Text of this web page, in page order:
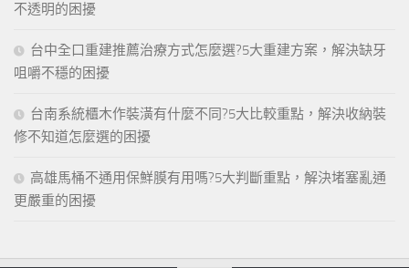
不透明的困擾
台中全口重建推薦治療方式怎麼選?5大重建方案，解決缺牙
咀嚼不穩的困擾
台南系統櫃木作裝潢有什麼不同?5大比較重點，解決收納裝
修不知道怎麼選的困擾
高雄馬桶不通用保鮮膜有用嗎?5大判斷重點，解決堵塞亂通
更嚴重的困擾